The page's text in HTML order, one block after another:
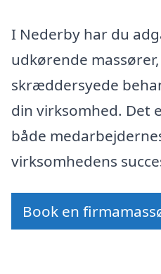
I Nederby har du
udkørende
skræddersyede
din virksomhed. Det
både
virksomhedens
Book en